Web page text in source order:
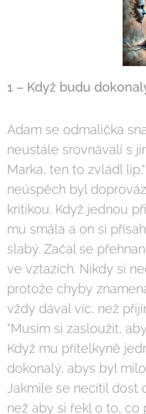
1 – Když budu
Adam se odmalička
neustále srovnávali s
Marka, ten to zvládl
neúspěch byl
kritikou. Když jednou
mu smála a on si
slabý. Začal se
ve vztazích. Nikdy si
protože chyby
vždy dával víc, než
"Musím si zasloužit,
Když mu přítelkyně
dokonalý, abys byl
Jakmile se necítil dost
než aby si řekl o to,